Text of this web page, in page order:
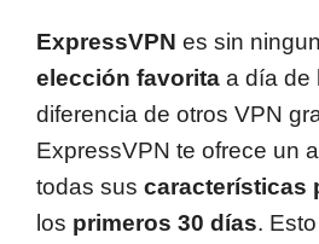
ExpressVPN es sin
elección favorita a día de
diferencia de otros VPN
ExpressVPN te ofrece un
todas sus características
los primeros 30 días.